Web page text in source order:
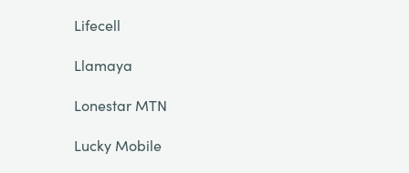
Lifecell
Llamaya
Lonestar MTN
Lucky Mobile